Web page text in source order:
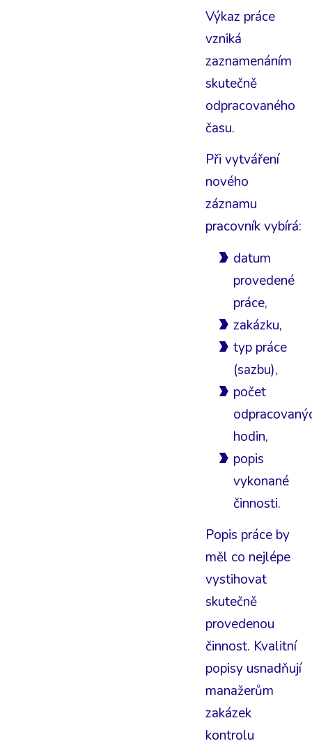
Výkaz práce
vzniká
zaznamenáním
skutečně
odpracovaného
času.
Při vytváření
nového
záznamu
pracovník vybírá:
datum
provedené
práce,
zakázku,
typ práce
(sazbu),
počet
hodin,
popis
vykonané
činnosti.
Popis práce by
měl co nejlépe
vystihovat
skutečně
provedenou
činnost. Kvalitní
popisy usnadňují
manažerům
zakázek
kontrolu